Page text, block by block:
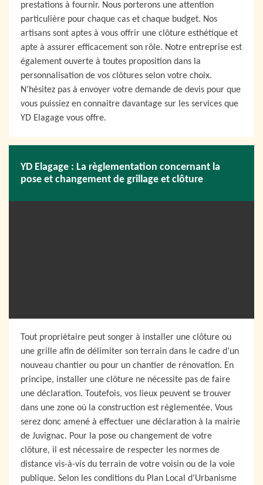
prestations à fournir. Nous porterons une attention
particulière pour chaque cas et chaque budget. Nos
artisans sont aptes à vous offrir une clôture esthétique et
apte à assurer efficacement son rôle. Notre entreprise est
également ouverte à toutes proposition dans la
personnalisation de vos clôtures selon votre choix.
N’hésitez pas à envoyer votre demande de devis pour que
vous puissiez en connaitre davantage sur les services que
YD Elagage vous offre.
YD Elagage : La règlementation concernant la
pose et changement de grillage et clôture
Tout propriétaire peut songer à installer une clôture ou
une grille afin de délimiter son terrain dans le cadre d’un
nouveau chantier ou pour un chantier de rénovation. En
principe, installer une clôture ne nécessite pas de faire
une déclaration. Toutefois, vos lieux peuvent se trouver
dans une zone où la construction est réglementée. Vous
serez donc amené à effectuer une déclaration à la mairie
de Juvignac. Pour la pose ou changement de votre
clôture, il est nécessaire de respecter les normes de
distance vis-à-vis du terrain de votre voisin ou de la voie
publique. Selon les conditions du Plan Local d’Urbanisme